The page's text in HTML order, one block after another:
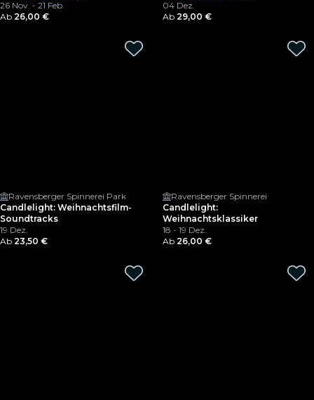
26 Nov. - 21 Feb.
Ab 26,00 €
04 Dez.
Ab 29,00 €
Ravensberger Spinnerei Park
Candlelight: Weihnachtsfilm-
Soundtracks
19 Dez.
Ab 23,50 €
Ravensberger Spinnerei
Candlelight:
Weihnachtsklassiker
18 - 19 Dez.
Ab 26,00 €